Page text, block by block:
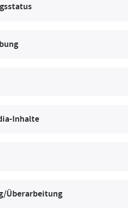
Inhalte
Überarbeitung